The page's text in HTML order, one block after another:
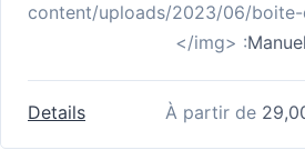
content/uploads/2023/06/boite-
</img> :
Details À partir de